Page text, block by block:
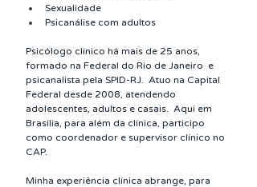
Sexualidade
Psicanálise com adultos
Psicólogo clínico há mais de 25 anos,
formado na Federal do Rio de Janeiro  e
psicanalista pela SPID-RJ.  Atuo na Capital
Federal desde 2008, atendendo
adolescentes, adultos e casais.  Aqui em
Brasília, para além da clínica, participo
como coordenador e supervisor clínico no
CAP.
Minha experiência clínica abrange, para